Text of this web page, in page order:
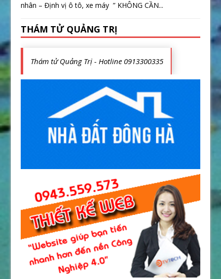
nhân – Định vị ô tô, xe máy ” KHÔNG CẦN...
THÁM TỬ QUẢNG TRỊ
Thám tử Quảng Trị - Hotline 0913300335